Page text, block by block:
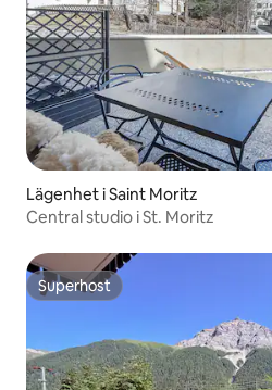
Lägenhet i Saint Moritz
Central studio i St. Moritz
Superhost
Superhost